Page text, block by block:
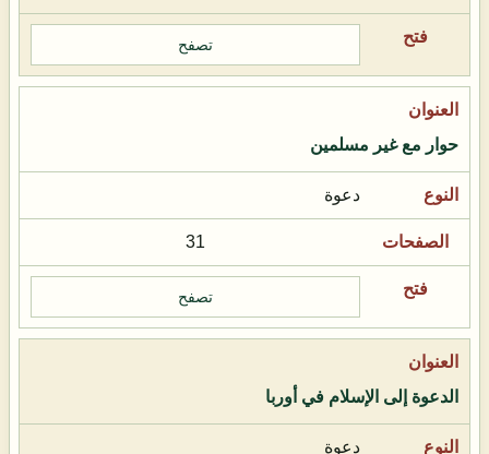
تصفح
حوار مع غير مسلمين
دعوة
31
تصفح
الدعوة إلى الإسلام في أوربا
دعوة